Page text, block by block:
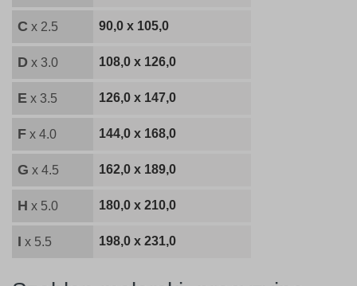
C x 2.5 90,0 x 105,0
D x 3.0 108,0 x 126,0
E x 3.5 126,0 x 147,0
F x 4.0 144,0 x 168,0
G x 4.5 162,0 x 189,0
H x 5.0 180,0 x 210,0
I x 5.5 198,0 x 231,0